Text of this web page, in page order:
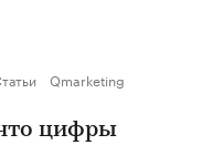
Qmarketing
цифры